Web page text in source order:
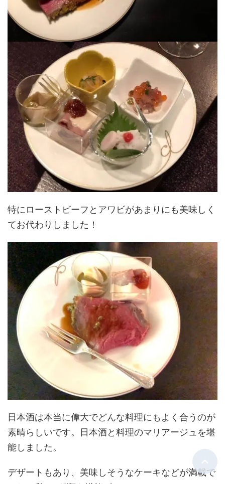
特にローストビーフとアワビがあまりにも美味しく
てお代わりしました！
日本酒は本当に偉大でどんな料理にもよく合うのが
素晴らしいです。日本酒と料理のマリアージュを堪
能しました。
デザートもあり、美味しそうなケーキなどが満載で